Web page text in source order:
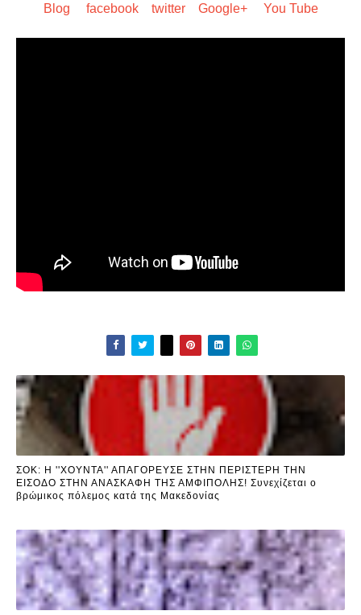
Blog
facebook twitter Google+ You Tube
ΣΟΚ: Η ''ΧΟΥΝΤΑ'' ΑΠΑΓΟΡΕΥΣΕ ΣΤΗΝ ΠΕΡΙΣΤΕΡΗ ΤΗΝ
ΕΙΣΟΔΟ ΣΤΗΝ ΑΝΑΣΚΑΦΗ ΤΗΣ ΑΜΦΙΠΟΛΗΣ! Συνεχίζεται ο
βρώμικος πόλεμος κατά της Μακεδονίας